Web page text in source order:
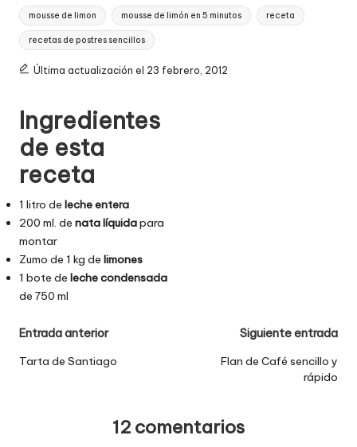
Etiquetas:
mousse de limon mousse de limón en 5 minutos receta
recetas de postres sencillos
Última actualización el 23 febrero, 2012
Ingredientes
de esta
receta
1 litro de leche entera
200 ml. de nata líquidapara
montar
Zumo de 1 kg de limones
1 bote de leche condensada
de 750 ml
Navegación
de
entradas
Entrada anterior
Tarta de Santiago
Siguiente entrada
Flan de Café sencillo y
rápido
12 comentarios